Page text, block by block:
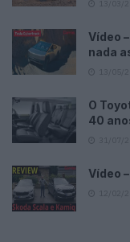
Vídeo
nada
O
40
Vídeo